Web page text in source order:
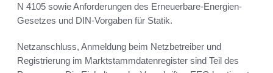
N 4105 sowie Anforderungen des Erneuerbare-Energien-
Gesetzes und DIN-Vorgaben für Statik.
Netzanschluss, Anmeldung beim Netzbetreiber und
Registrierung im Marktstammdatenregister sind Teil des